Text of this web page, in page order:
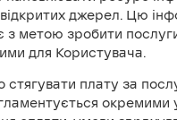
джерел. Цю
з метою зробити
для Користувача.
стягувати плату за
окремими